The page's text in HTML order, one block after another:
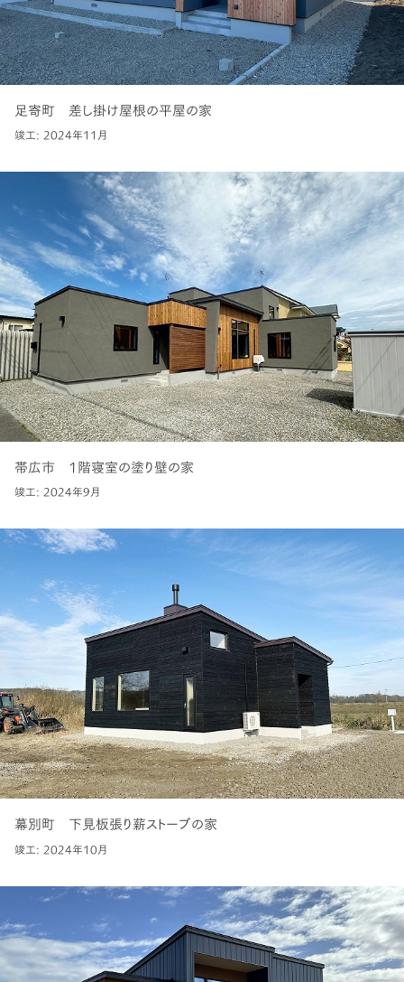
足寄町 差し掛け屋根の平屋の家
竣工: 2024年11月
帯広市 1階寝室の塗り壁の家
竣工: 2024年9月
幕別町 下見板張り薪ストーブの家
竣工: 2024年10月